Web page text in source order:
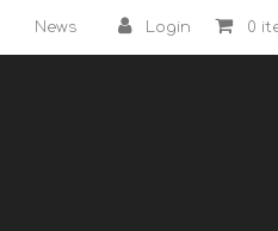
News Login 0